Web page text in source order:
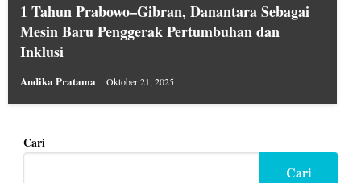
1 Tahun Prabowo–Gibran, Danantara Sebagai
Mesin Baru Penggerak Pertumbuhan dan
Inklusi
Andika Pratama Oktober 21, 2025
Cari
Cari